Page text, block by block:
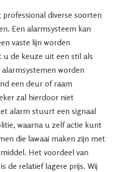
diverse soorten
Een alarmsysteem kan
vaste lijn worden
de keuze uit een stil als
worden
een deur of raam
zal hierdoor niet
alarm stuurt een signaal
waarna u zelf actie kunt
die lawaai maken zijn met
Het voordeel van
de relatief lagere prijs. Wij